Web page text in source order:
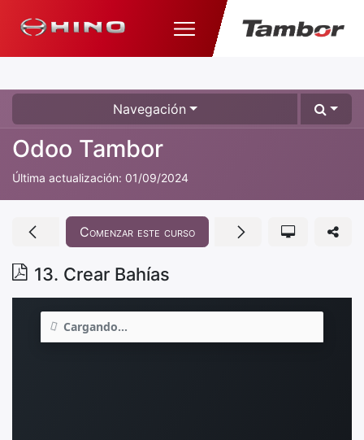
Navegación
Odoo Tambor
Última actualización: 01/09/2024
13. Crear Bahías
Comenzar este curso